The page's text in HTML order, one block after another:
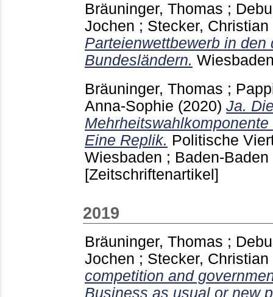
Bräuninger, Thomas ;
Jochen ; Stecker, Christian
Parteienwettbewerb in den
Bundesländern.
Bräuninger, Thomas ;
Anna-Sophie (2020) Ja.
Eine Replik. Politische
Wiesbaden ; Baden-Baden
[Zeitschriftenartikel]
2019
Bräuninger, Thomas ;
Jochen ; Stecker, Christian
competition and
Business as usual or new